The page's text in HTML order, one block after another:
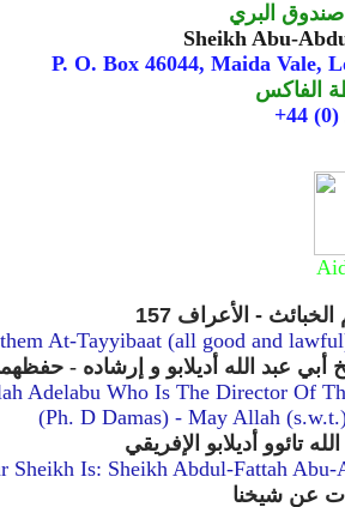
Sheikh Abu-
P. O. Box 46044, Maida Vale,
+44 (0)
- الأعراف 157
At-Tayyibaat (all good and
أبي عبد الله
Adelabu Who Is The Director Of
(Ph. D Damas) - May Allah
Sheikh Is: Sheikh Abdul-Fattah